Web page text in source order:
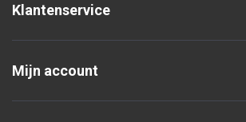
Klantenservice
Mijn account